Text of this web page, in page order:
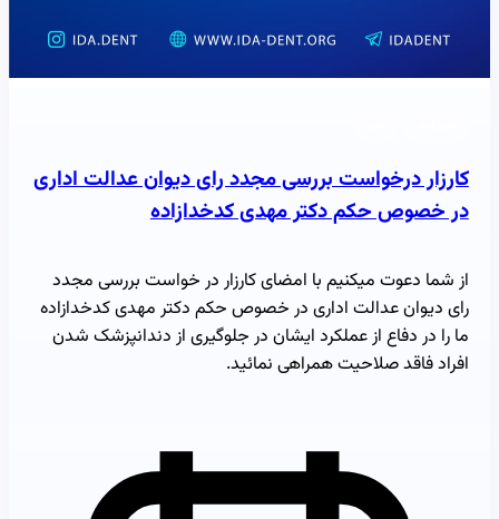
کارزار درخواست بررسی مجدد رای دیوان عدالت اداری
در خصوص حکم دکتر مهدی کدخدازاده
از شما دعوت میکنیم با امضای کارزار در خواست بررسی مجدد
رای دیوان عدالت اداری در خصوص حکم دکتر مهدی کدخدازاده
ما را در دفاع از عملکرد ایشان در جلوگیری از دندانپزشک شدن
افراد فاقد صلاحیت همراهی نمائید.